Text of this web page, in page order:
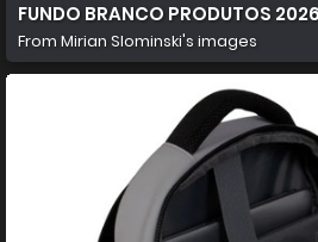
FUNDO BRANCO PRODUTOS
From Mirian Slominski's images